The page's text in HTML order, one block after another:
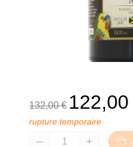
132,00€
Le
prix
initial
était :
122,00
rupture temporaire